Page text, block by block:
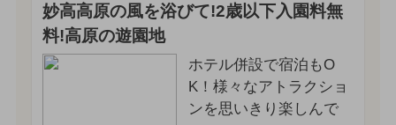
妙高高原の風を浴びて!2歳以下入園料無
料!高原の遊園地
ホテル併設で宿泊もO
K！様々なアトラクショ
ンを思いきり楽しんで